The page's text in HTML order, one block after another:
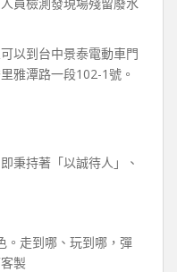
以到台中景泰電動車門
雅潭路一段102-1號。
秉持著「以誠待人」、
。走到哪、玩到哪，彈
製